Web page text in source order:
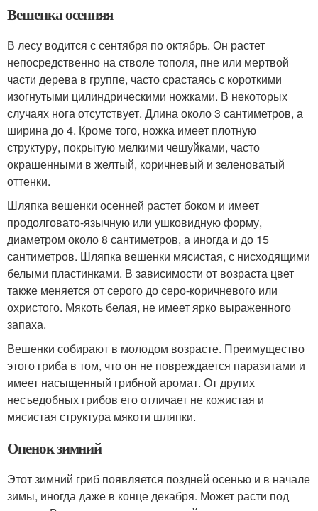
Вешенка осенняя
В лесу водится с сентября по октябрь. Он растет
непосредственно на стволе тополя, пне или мертвой
части дерева в группе, часто срастаясь с короткими
изогнутыми цилиндрическими ножками. В некоторых
случаях нога отсутствует. Длина около 3 сантиметров, а
ширина до 4. Кроме того, ножка имеет плотную
структуру, покрытую мелкими чешуйками, часто
окрашенными в желтый, коричневый и зеленоватый
оттенки.
Шляпка вешенки осенней растет боком и имеет
продолговато-язычную или ушковидную форму,
диаметром около 8 сантиметров, а иногда и до 15
сантиметров. Шляпка вешенки мясистая, с нисходящими
белыми пластинками. В зависимости от возраста цвет
также меняется от серого до серо-коричневого или
охристого. Мякоть белая, не имеет ярко выраженного
запаха.
Вешенки собирают в молодом возрасте. Преимущество
этого гриба в том, что он не повреждается паразитами и
имеет насыщенный грибной аромат. От других
несъедобных грибов его отличает не кожистая и
мясистая структура мякоти шляпки.
Опенок зимний
Этот зимний гриб появляется поздней осенью и в начале
зимы, иногда даже в конце декабря. Может расти под